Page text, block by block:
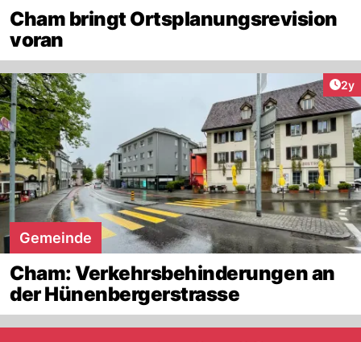
Cham bringt Ortsplanungsrevision
voran
2y
Gemeinde
Cham: Verkehrsbehinderungen an
der Hünenbergerstrasse